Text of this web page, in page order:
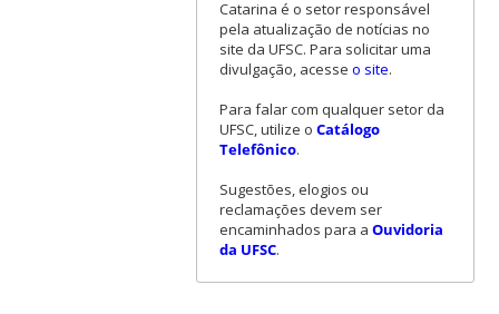
Catarina é o setor responsável
pela atualização de notícias no
site da UFSC. Para solicitar uma
divulgação, acesse o site.
Para falar com qualquer setor da
UFSC, utilize o Catálogo
Telefônico.
Sugestões, elogios ou
reclamações devem ser
encaminhados para a Ouvidoria
da UFSC.